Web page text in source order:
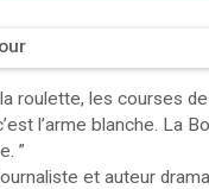
roulette, les courses de
l’arme blanche. La
”
et auteur